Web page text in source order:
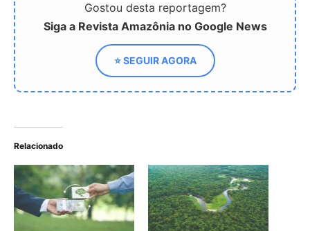
Créditos de carbono do
MDL: chance do Brasil
corrigir injustiça
Mercado de carbono no
Brasil tem o desafio da
integridade e o marco de
Brasil lança Plano Clima
para reduzir emissões e
atrair investimentos
verdes